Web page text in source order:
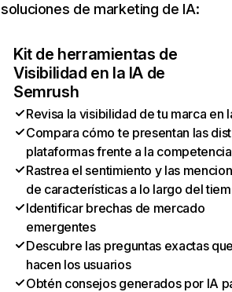
soluciones de marketing de IA:
Kit de herramientas de
Visibilidad en la IA de
Semrush
Revisa la visibilidad de tu marca en
Compara cómo te presentan las
plataformas frente a la competencia
Rastrea el sentimiento y las
de características a lo largo del
Identificar brechas de mercado
emergentes
Descubre las preguntas exactas
hacen los usuarios
Obtén consejos generados por IA